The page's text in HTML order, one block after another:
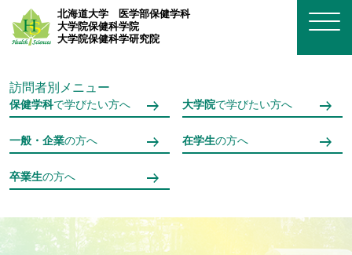
メインコンテンツへスキップ
北海道大学
医学部保健学科
大学院保健科学院
大学院保健科学研究院
訪問者別メニュー
保健学科で学びたい方へ 大学院で学びたい方へ
一般・企業の方へ 在学生の方へ
卒業生の方へ